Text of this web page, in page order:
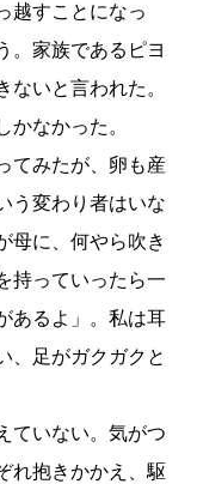
越すことになっ
。家族であるピヨ
ないと言われた。
かなかった。
てみたが、卵も産
う変わり者はいな
母に、何やら吹き
持っていったら一
あるよ」。私は耳
、足がガクガクと
ていない。気がつ
れ抱きかかえ、駆